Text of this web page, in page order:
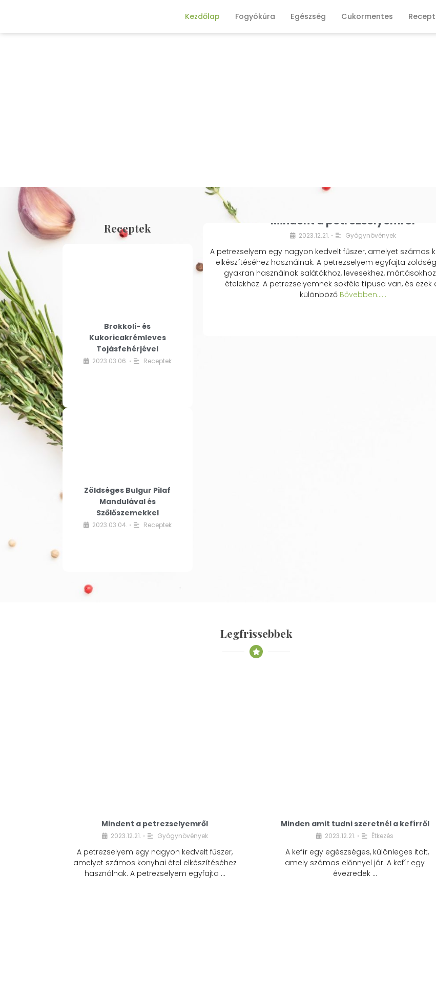
Kezdőlap Fogyókúra Egészség Cukormentes
Receptek
Brokkoli- és
Kukoricakrémleves
Tojásfehérjével
2023.03.06. • Receptek
Zöldséges Bulgur Pilaf
Mandulával és
Szőlőszemekkel
2023.03.04. • Receptek
Mindent a petrezselyemről
2023.12.21. • Gyógynövények
A petrezselyem egy nagyon kedvelt fűszer, amelyet számos
elkészítéséhez használnak. A petrezselyem egyfajta
gyakran használnak salátákhoz, levesekhez,
ételekhez. A petrezselyemnek sokféle típusa van, és ezek
különbözőBővebben...…
Legfrissebbek
Mindent a petrezselyemről
2023.12.21. • Gyógynövények
A petrezselyem egy nagyon kedvelt fűszer,
amelyet számos konyhai étel elkészítéséhez
használnak. A petrezselyem egyfajta …
Minden amit tudni szeretnél a kefírről
2023.12.21. • Étkezés
A kefír egy egészséges, különleges italt,
amely számos előnnyel jár. A kefír egy
évezredek …